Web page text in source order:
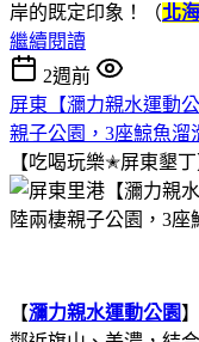
岸的既定印象！（北
繼續閱讀
2週前
屏東【瀰力親水運動
親子公園，3座鯨魚溜
【吃喝玩樂✭屏東墾丁
【瀰力親水運動公園